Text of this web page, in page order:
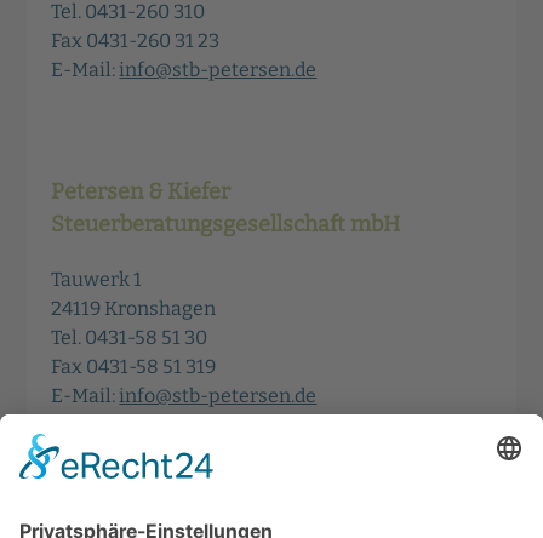
Tel. 0431-260 310
Fax 0431-260 31 23
E-Mail: info@stb-petersen.de
Petersen & Kiefer
Steuerberatungsgesellschaft mbH
Tauwerk 1
24119 Kronshagen
Tel. 0431-58 51 30
Fax 0431-58 51 319
E-Mail:info@stb-petersen.de